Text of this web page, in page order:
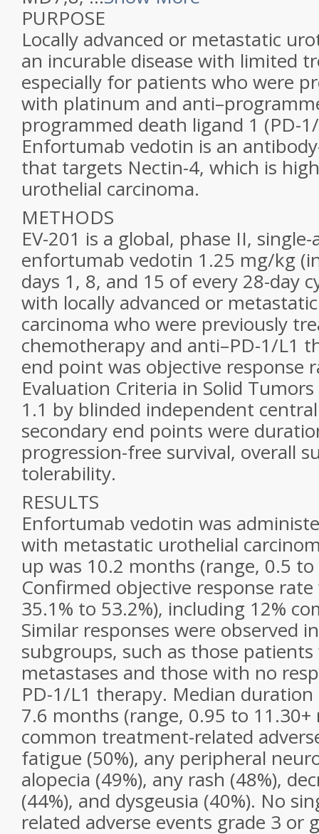
PURPOSE
Locally advanced or metastatic
an incurable disease with limited
especially for patients who were
with platinum and
programmed death ligand 1 (PD-
Enfortumab vedotin is an
that targets Nectin-4, which is
urothelial carcinoma.
METHODS
EV-201 is a global, phase II,
enfortumab vedotin 1.25 mg/kg
days 1, 8, and 15 of every 28-day
with locally advanced or
carcinoma who were previously
chemotherapy and anti–PD-1/L1
end point was objective response
Evaluation Criteria in Solid Tumors
1.1 by blinded independent
secondary end points were
progression-free survival, overall
tolerability.
RESULTS
Enfortumab vedotin was
with metastatic urothelial
up was 10.2 months (range, 0.5
Confirmed objective response rate
35.1% to 53.2%), including 12%
Similar responses were observed
subgroups, such as those
metastases and those with no
PD-1/L1 therapy. Median
7.6 months (range, 0.95 to
common treatment-related
fatigue (50%), any peripheral
alopecia (49%), any rash (48%),
(44%), and dysgeusia (40%). No
related adverse events grade 3 or